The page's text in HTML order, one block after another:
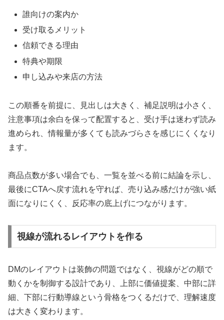
誰向けの案内か
受け取るメリット
信頼できる理由
特典や期限
申し込みや来店の方法
この順番を前提に、見出しは大きく、補足説明は小さく、
注意事項は余白を保って配置すると、受け手は迷わず読み
進められ、情報量が多くても読みづらさを感じにくくなり
ます。
商品点数が多い場合でも、一覧を並べる前に結論を示し、
最後にCTAへ戻す流れを守れば、売り込み感だけが強い紙
面になりにくく、反応率の底上げにつながります。
視線が流れるレイアウトを作る
DMのレイアウトは装飾の問題ではなく、視線がどの順で
動くかを制御する設計であり、上部に価値提案、中部に詳
細、下部に行動導線という骨格をつくるだけで、理解速度
は大きく変わります。